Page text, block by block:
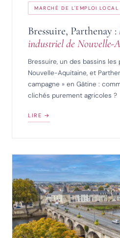
MARCHÉ DE L'EMPLOI LOCAL
Bressuire, Parthenay :
industriel de Nouvelle-
Bressuire, un des bassins
Nouvelle-Aquitaine, et
campagne » en Gâtine :
clichés purement agricoles ?
LIRE →